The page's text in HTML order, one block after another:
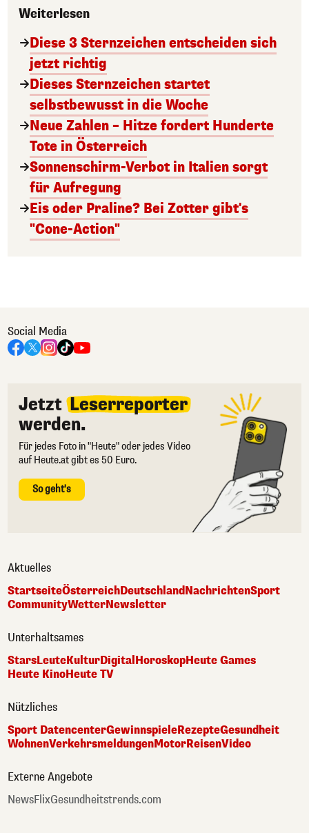
Weiterlesen
Diese 3 Sternzeichen entscheiden sich
jetzt richtig
Dieses Sternzeichen startet
selbstbewusst in die Woche
Neue Zahlen – Hitze fordert Hunderte
Tote in Österreich
Sonnenschirm-Verbot in Italien sorgt
für Aufregung
Eis oder Praline? Bei Zotter gibt's
"Cone-Action"
Social Media
Jetzt Leserreporter
werden.
Für jedes Foto in "Heute" oder jedes Video
auf Heute.at gibt es 50 Euro.
So geht's
Aktuelles
StartseiteÖsterreichDeutschlandNachrichtenSport
CommunityWetterNewsletter
Unterhaltsames
StarsLeuteKulturDigital HoroskopHeute Games
Heute KinoHeute TV
Nützliches
Sport DatencenterGewinnspieleRezepteGesundheit
WohnenVerkehrsmeldungenMotorReisenVideo
Externe Angebote
NewsFlixGesundheitstrends.com